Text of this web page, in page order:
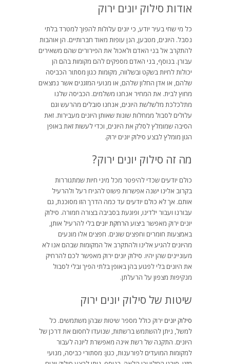
אודות סילוק יונים ירוק
כל מי שחי בעיר יודע, כי יונים עלולות להפוך למטרד בלתי
נסבל. היונים, מטבען, הנן עופות מאוד חברותיים. הן אוהבות
להתקרב אל בני האדם ולאכול את הפירורים שהם משאירים
עבורן. בנוסף, בני האדם מספקים להם מקומות בהם הן
יכולות לחיות בשקט ובשלווה, מקומות כגון מסתור הכביסה
שלהם, או אדן החלון שלהם, או מנועי המזגנים אשר נמצאים
מחוץ לבית. את המחיר אנחנו משלמים. הכביסה שלנו
מתלכלכת מלשלשת היונים, אנחנו סובלים מהרעש וגם
עלולים לסבול ממחלות שונות שאותן היונים מעבירות. זאת
הסיבה שמומלץ לסלק את היונים, וכדי לעשות זאת באופן
הגון מומלץ לבצע סילוק יונים ירוק.
מה זה סילוק יונים ירוק?
כולם יודעים שכדי להיפטר מכל מיני חיות שמתגוררות
בקרוב אלינו ישנה אפשרות פשוט להניח רעל ולהרעיל
אותם. אך לא כולם יודעים עד כמה הדרך הזו מסוכנת, גם
עבורנו ועבור ילדינו, ופוגעת בסביבה בצורה חמורה. סילוק
יונים ירוק מאפשר ביצוע הרחקת יוניםבלי להרעיל אותן,
באמצעות חומרים וחפצים שונים. חפצים אלו מונעים
מהיונים להגיע אלינו ולהתקרב אל המקומות שבהם אנו לא
מעוניינים שהן יהיו. סילוק יונים ירוק מאפשר לכם להרחיק
את היונים בלי לפגוע בהן באופן בלתי הפיך ובלי לסבול
מנקיפות מצפון על הרעלתן.
שיטות של סילוק יונים ירוק
סילוק יונים ירוק כולל מספר שיטות שבהן משתמשים. כל
למשל, ניתן להשתמש ברשתות, שנועדו לחסום את דרכן של
היונים. התקנה של רשת אינה מאפשרת ליונה לעבור
למקומות המועדים לפורענות, כגון: מסתורי כביסה, מנועי